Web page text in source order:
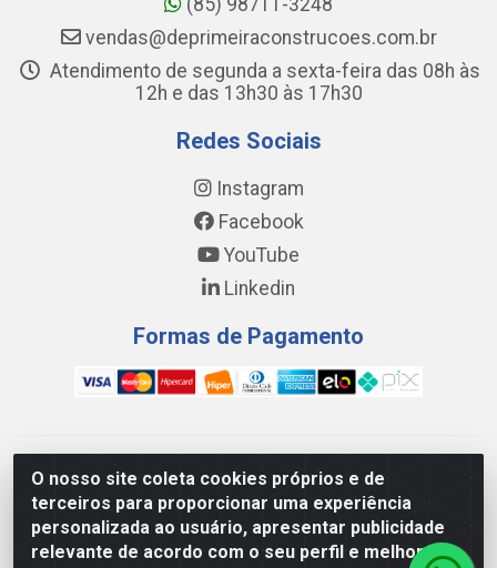
O nosso site coleta cookies próprios e de
terceiros para proporcionar uma experiência
personalizada ao usuário, apresentar publicidade
relevante de acordo com o seu perfil e melhorar a
(85) 98711-3248
vendas@deprimeiraconstrucoes.com.br
Atendimento de segunda a sexta-feira das 08h às
12h e das 13h30 às 17h30
Redes Sociais
Instagram
Facebook
YouTube
Linkedin
Formas de Pagamento
WING DISTRIBUIDORA COMÉRCIO E LOGÍSTICA DE MATERIAL
DE CONSTRUÇÕES LTDA - AV. DA INTEGRAÇÃO, 790 -
PATRÍCIA GOMES, CAUCAIA/CE - CEP 61.604-505 - CNPJ
17.523.384/0001-20